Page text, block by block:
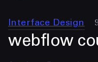
у проджі
бібліотека
Interface Design
webflow